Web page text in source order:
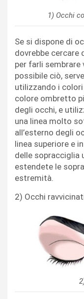
1) Occhi
Se si dispone di
dovrebbe cercare
per farli sembrare
possibile ciò,
utilizzando i colori
colore ombretto
degli occhi, e
una linea molto
all’esterno degli
linea superiore e
delle sopracciglia
estendete le
estremità.
2) Occhi